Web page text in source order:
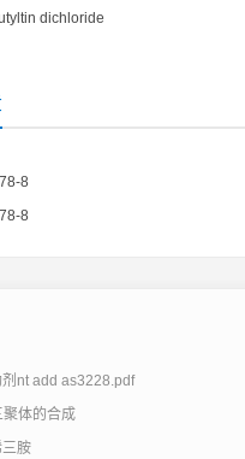
dichloride
8
8
nt add as3228.pdf
体的合成
胺